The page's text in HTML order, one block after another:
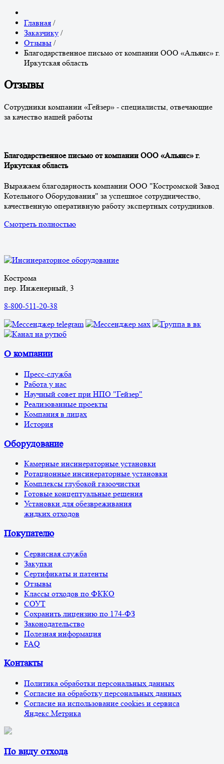
Главная /
Заказчику /
Отзывы /
Благодарственное письмо от компании ООО «Альянс» г.
Иркутская область
Отзывы
Сотрудники компании «Гейзер» - специалисты, отвечающие
за качество нашей работы
Благодарственное письмо от компании ООО «Альянс» г.
Иркутская область
Выражаем благодарность компании ООО "Костромской Завод
Котельного Оборудования" за успешное сотрудничество,
качественную оперативную работу экспертных сотрудников.
Смотреть полностью
Кострома
пер. Инженерный, 3
8-800-511-20-38
О компании
Пресс-служба
Работа у нас
Научный совет при НПО "Гейзер"
Реализованные проекты
Компания в лицах
История
Оборудование
Камерные инсинераторные установки
Ротационные инсинераторные установки
Комплексы глубокой газоочистки
Готовые концептуальные решения
Установки для обезвреживания
жидких отходов
Покупателю
Сервисная служба
Закупки
Сертификаты и патенты
Отзывы
Классы отходов по ФККО
СОУТ
Сохранить лицензию по 174-ФЗ
Законодательство
Полезная информация
FAQ
Контакты
Политика обработки персональных данных
Согласие на обработку персональных данных
Согласие на использование cookies и сервиса
Яндекс.Метрика
По виду отхода